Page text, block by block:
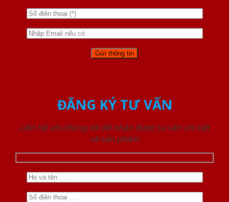
ĐĂNG KÝ TƯ VẤN
Liên hệ với chúng tôi để nhận được tư vấn chi tiết
về sản phẩm